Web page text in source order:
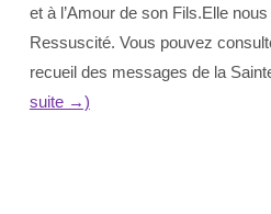
et à l’Amour de son Fils.Elle
Ressuscité. Vous pouvez
recueil des messages de la
suite →)